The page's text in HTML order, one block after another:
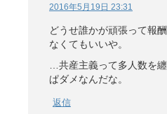
2016年5月19日 23:31
どうせ誰かが頑張って報
なくてもいいや。
…共産主義って多人数を
ぱダメなんだな。
返信